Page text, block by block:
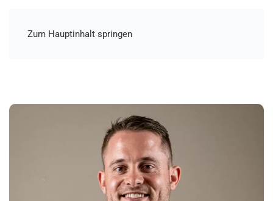
Zum Hauptinhalt springen